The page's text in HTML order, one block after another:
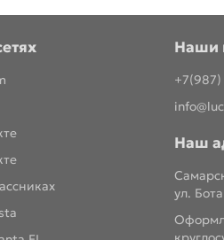
Наши
Наш
ул.